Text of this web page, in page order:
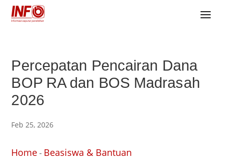
Percepatan Pencairan Dana
BOP RA dan BOS Madrasah
2026
Feb 25, 2026
Home- Beasiswa & Bantuan